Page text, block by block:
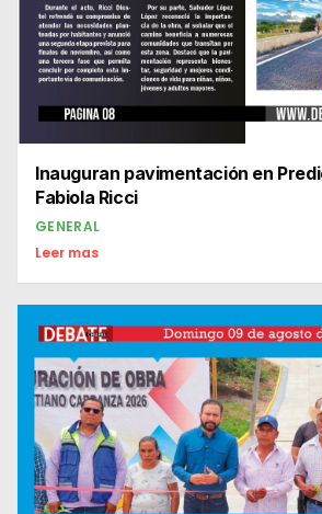
Inauguran pavimentación en
Fabiola Ricci
GENERAL
Leer mas